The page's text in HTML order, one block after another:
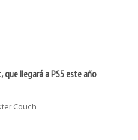
que llegará a PS5 este año
Couch